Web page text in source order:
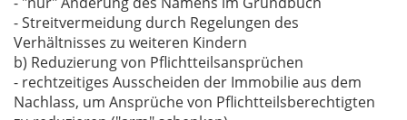
- Streitvermeidung durch Regelungen des
Verhältnisses zu weiteren Kindern
b) Reduzierung von Pflichtteilsansprüchen
- rechtzeitiges Ausscheiden der Immobilie aus dem
Nachlass, um Ansprüche von Pflichtteilsberechtigten